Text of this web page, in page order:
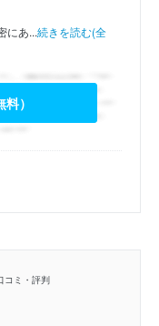
にあ...続きを読む(全
）
コミ・評判